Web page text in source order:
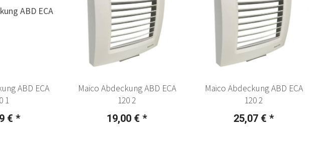
ABD ECA
1
€ *
Maico Abdeckung ABD ECA
120 2
19,00 € *
Maico Abdeckung ABD ECA
120 2
25,07 € *